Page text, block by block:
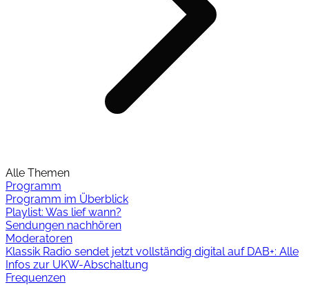
Alle Themen
Programm
Programm im Überblick
Playlist: Was lief wann?
Sendungen nachhören
Moderatoren
Klassik Radio sendet jetzt vollständig digital auf DAB+: Alle
Infos zur UKW-Abschaltung
Frequenzen